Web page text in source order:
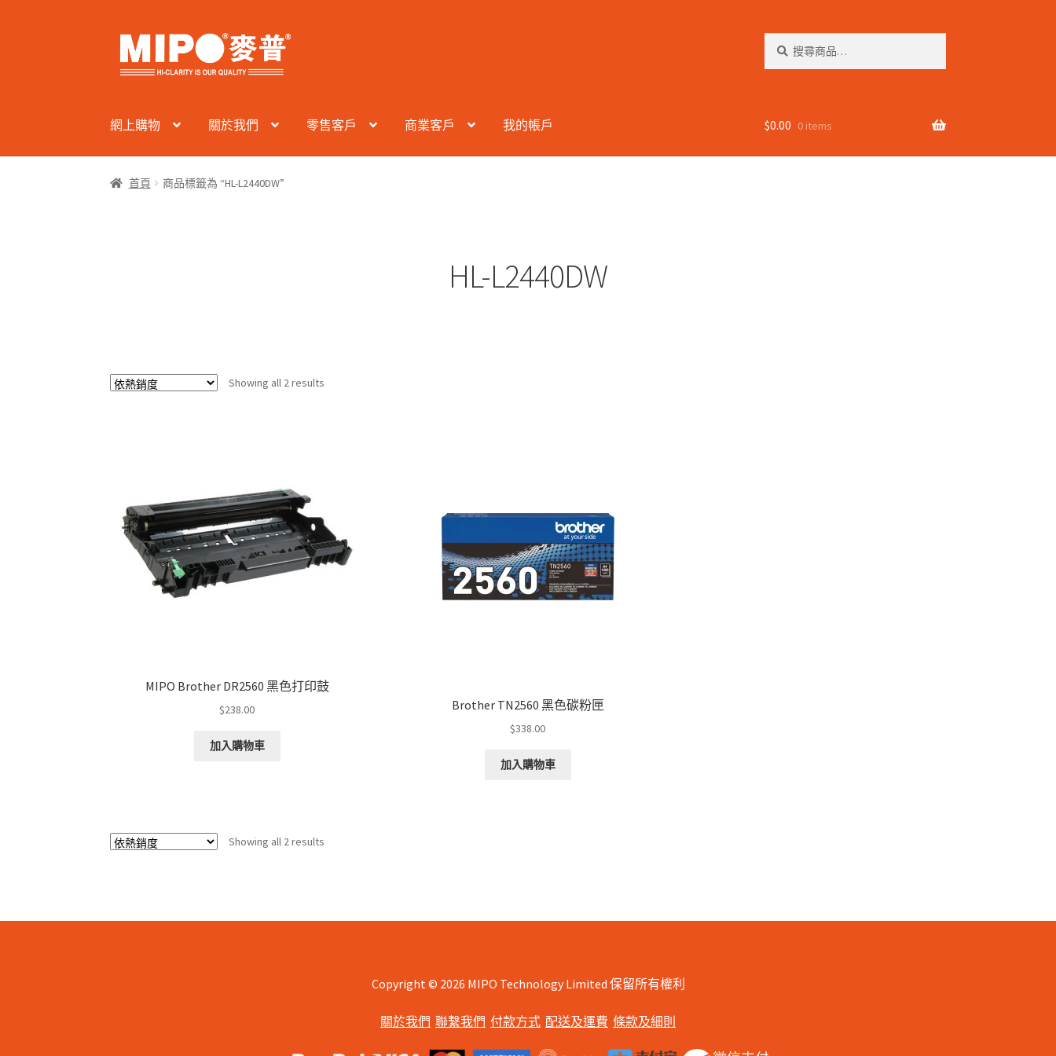
Skip
to
navigation
Skip
to
content
網上購物 關於我們 零售客戶 商業客戶 我的帳戶 $0.00 0 items
首頁 商品標籤為 “HL-L2440DW”
HL-L2440DW
Showing all 2 results
MIPO Brother DR2560 黑色打印鼓
$238.00
加入購物車
Brother TN2560 黑色碳粉匣
$338.00
加入購物車
Showing all 2 results
Copyright © 2026 MIPO Technology Limited 保留所有權利
關於我們 聯繫我們 付款方式 配送及運費 條款及細則